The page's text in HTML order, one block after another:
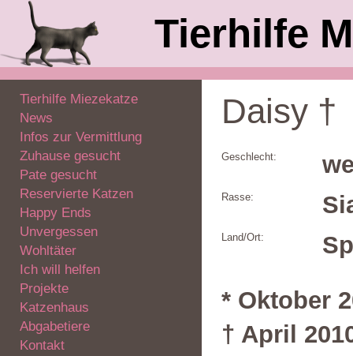
Tierhilfe
Tierhilfe Miezekatze
News
Infos zur Vermittlung
Zuhause gesucht
Pate gesucht
Reservierte Katzen
Happy Ends
Unvergessen
Wohltäter
Ich will helfen
Projekte
Katzenhaus
Abgabetiere
Kontakt
Daisy †
Geschlecht:
Rasse:
Land/Ort:
* Oktober
† April